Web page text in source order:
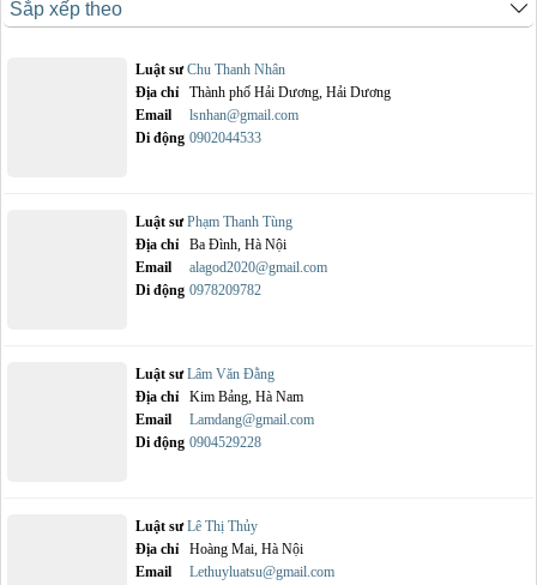
Luật sư Chu Thanh Nhân
Địa chỉ
Thành phố Hải Dương, Hải Dương
Email
lsnhan@gmail.com
Di động 0902044533
Luật sư Phạm Thanh Tùng
Địa chỉ
Ba Đình, Hà Nội
Email
alagod2020@gmail.com
Di động 0978209782
Luật sư Lâm Văn Đằng
Địa chỉ
Kim Bảng, Hà Nam
Email
Lamdang@gmail.com
Di động 0904529228
Luật sư Lê Thị Thủy
Địa chỉ
Hoàng Mai, Hà Nội
Email
Lethuyluatsu@gmail.com